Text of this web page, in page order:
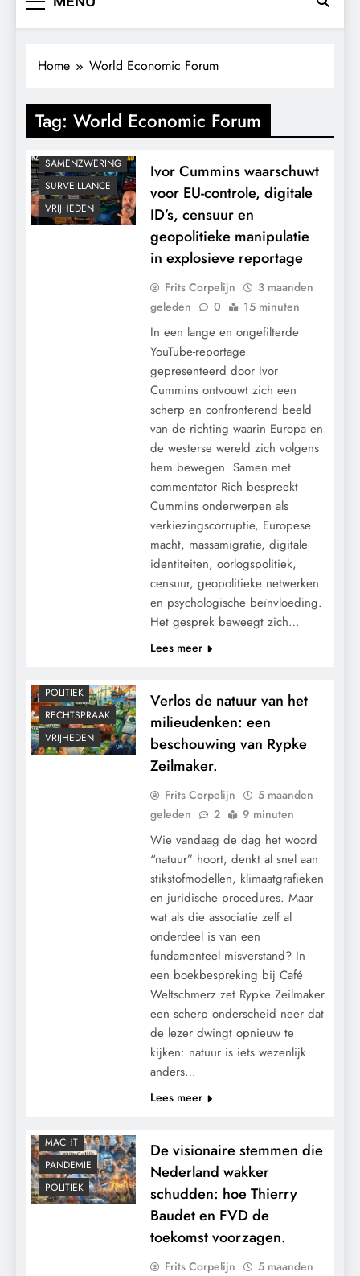
Home World Economic Forum
Tag: World Economic Forum
CONTROLE
GEOPOLITIEK
KALENDER 2030
MACHT
POLITIEK
SAMENZWERING
SURVEILLANCE
VRIJHEDEN
Ivor Cummins waarschuwt
voor EU-controle, digitale
ID’s, censuur en
geopolitieke manipulatie
in explosieve reportage
Frits Corpelijn
3 maanden
geleden
0 15 minuten
In een lange en ongefilterde
YouTube-reportage
gepresenteerd door Ivor
Cummins ontvouwt zich een
scherp en confronterend beeld
van de richting waarin Europa en
de westerse wereld zich volgens
hem bewegen. Samen met
commentator Rich bespreekt
Cummins onderwerpen als
verkiezingscorruptie, Europese
macht, massamigratie, digitale
identiteiten, oorlogspolitiek,
censuur, geopolitieke netwerken
en psychologische beïnvloeding.
Het gesprek beweegt zich…
Lees meer
POLITIEK
RECHTSPRAAK
VRIJHEDEN
Verlos de natuur van het
milieudenken: een
beschouwing van Rypke
Zeilmaker.
Frits Corpelijn
5 maanden
geleden
2 9 minuten
Wie vandaag de dag het woord
“natuur” hoort, denkt al snel aan
stikstofmodellen, klimaatgrafieken
en juridische procedures. Maar
wat als die associatie zelf al
onderdeel is van een
fundamenteel misverstand? In
een boekbespreking bij Café
Weltschmerz zet Rypke Zeilmaker
een scherp onderscheid neer dat
de lezer dwingt opnieuw te
kijken: natuur is iets wezenlijk
anders…
Lees meer
MACHT
PANDEMIE
POLITIEK
De visionaire stemmen die
Nederland wakker
schudden: hoe Thierry
Baudet en FVD de
toekomst voorzagen.
Frits Corpelijn
5 maanden